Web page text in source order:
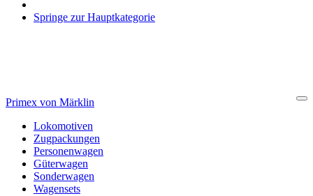
Springe zur Hauptkategorie
Primex von Märklin
Lokomotiven
Zugpackungen
Personenwagen
Güterwagen
Sonderwagen
Wagensets